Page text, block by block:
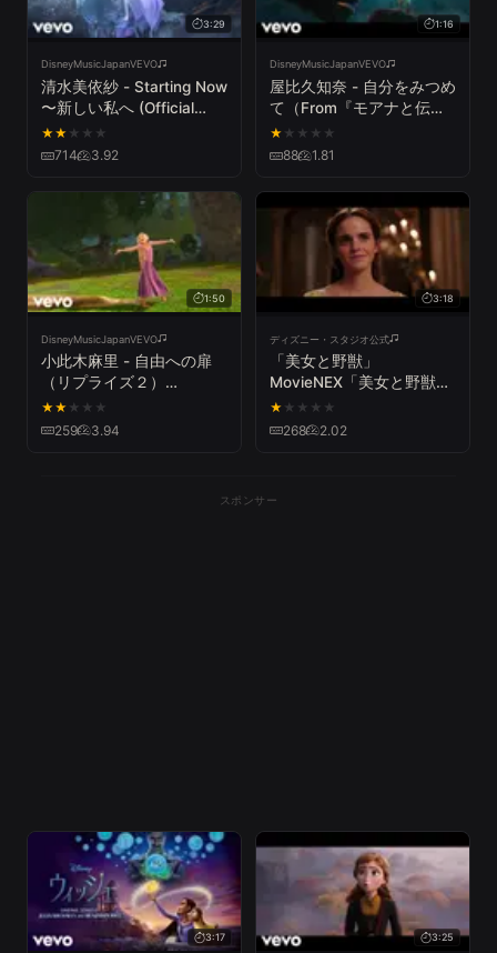
3:29
DisneyMusicJapanVEVO
清水美依紗 - Starting Now
〜新しい私へ (Official
Video)
★★ ★ ★ ★
714 3.92
1:16
DisneyMusicJapanVEVO
屋比久知奈 - 自分をみつめ
て（From『モアナと伝説
の海』）
★ ★ ★ ★ ★
88 1.81
1:50
DisneyMusicJapanVEVO
小此木麻里 - 自由への扉
（リプライズ２）
(From『塔の上のラプンツ
ェル』)
★★ ★ ★ ★
259 3.94
3:18
ディズニー・スタジオ公式
「美女と野獣」
MovieNEX「美女と野獣」
日本語シング・アロング版
★ ★ ★ ★ ★
268 2.02
スポンサー
3:17 3:25